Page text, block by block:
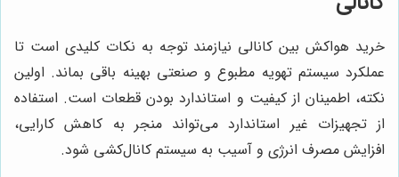
خرید هواکش بین کانالی نیازمند توجه به نکات کلیدی است تا
عملکرد سیستم تهویه مطبوع و صنعتی بهینه باقی بماند. اولین
نکته، اطمینان از کیفیت و استاندارد بودن قطعات است. استفاده
از تجهیزات غیر استاندارد می‌تواند منجر به کاهش کارایی،
افزایش مصرف انرژی و آسیب به سیستم کانال‌کشی شود.